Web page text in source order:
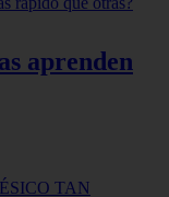
aprenden